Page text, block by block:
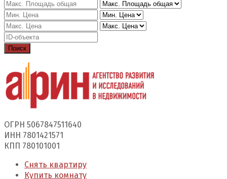
Поиск
ОГРН 5067847511640
ИНН 7801421571
КПП 780101001
Снять квартиру
Купить комнату